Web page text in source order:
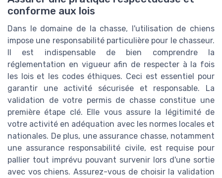
conforme aux lois
Dans le domaine de la chasse, l'utilisation de chiens
impose une responsabilité particulière pour le chasseur.
Il est indispensable de bien comprendre la
réglementation en vigueur afin de respecter à la fois
les lois et les codes éthiques. Ceci est essentiel pour
garantir une activité sécurisée et responsable. La
validation de votre permis de chasse constitue une
première étape clé. Elle vous assure la légitimité de
votre activité en adéquation avec les normes locales et
nationales. De plus, une assurance chasse, notamment
une assurance responsabilité civile, est requise pour
pallier tout imprévu pouvant survenir lors d'une sortie
avec vos chiens. Assurez-vous de choisir la validation